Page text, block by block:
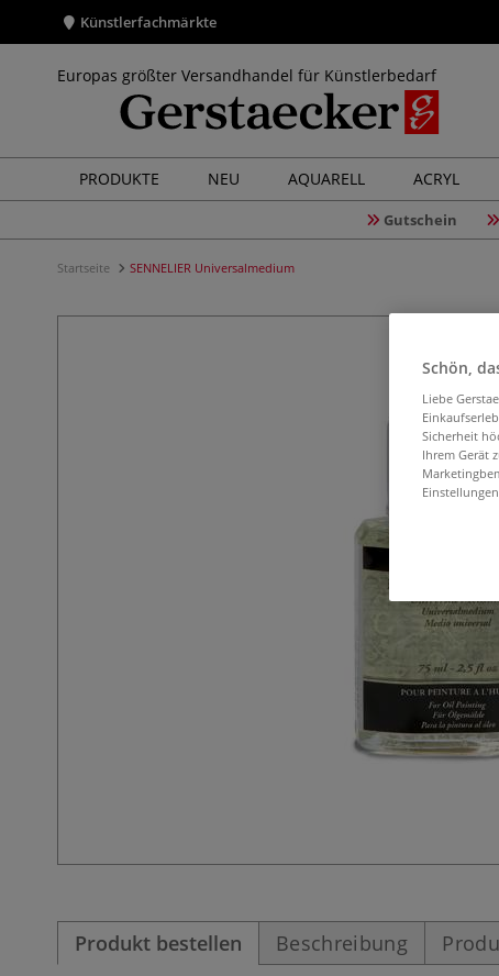
Künstlerfachmärkte
Europas größter Versandhandel für Künstlerbedarf
PRODUKTE NEU AQUARELL ACRYL
Gutschein
Startseite SENNELIER Universalmedium
Produkt bestellen Beschreibung
Schön,
Liebe
Sicherheit
Ihrem Gerät